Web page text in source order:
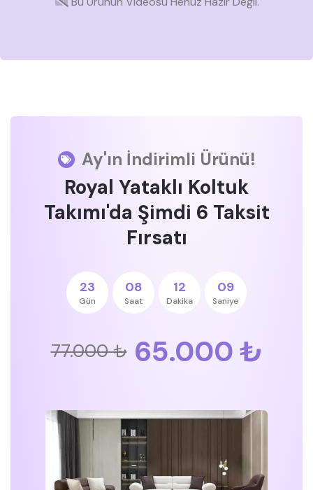
Ay'ın İndirimli Ürünü!
Royal Yataklı Koltuk
Takımı'da Şimdi 6 Taksit
Fırsatı
23
Gün
08
Saat
12
Dakika
09
Saniye
77.000 ₺ 65.000 ₺